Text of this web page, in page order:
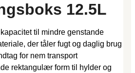
12.5L
til mindre genstande
der tåler fugt og daglig brug
for nem transport
rektangulær form til hylder og